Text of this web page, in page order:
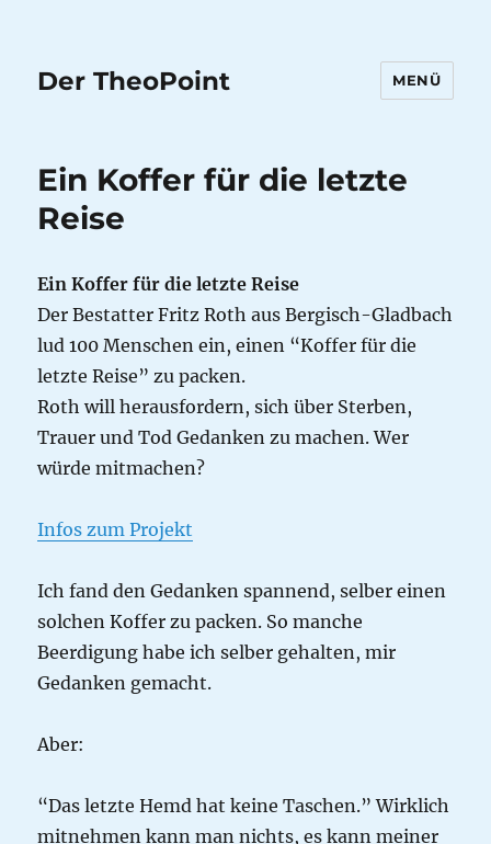
Der TheoPoint MENÜ
Ein Koffer für die letzte
Reise
Ein Koffer für die letzte Reise
Der Bestatter Fritz Roth aus Bergisch-Gladbach
lud 100 Menschen ein, einen “Koffer für die
letzte Reise” zu packen.
Roth will herausfordern, sich über Sterben,
Trauer und Tod Gedanken zu machen. Wer
würde mitmachen?
Infos zum Projekt
Ich fand den Gedanken spannend, selber einen
solchen Koffer zu packen. So manche
Beerdigung habe ich selber gehalten, mir
Gedanken gemacht.
Aber:
“Das letzte Hemd hat keine Taschen.” Wirklich
mitnehmen kann man nichts, es kann meiner